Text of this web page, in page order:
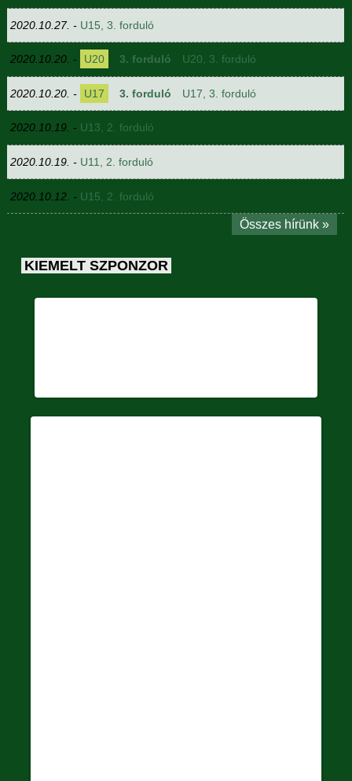
2020.10.27. - U15, 3. forduló
2020.10.20. - U20 3. forduló U20, 3. forduló
2020.10.20. - U17 3. forduló U17, 3. forduló
2020.10.19. - U13, 2. forduló
2020.10.19. - U11, 2. forduló
2020.10.12. - U15, 2. forduló
Összes hírünk »
KIEMELT SZPONZOR